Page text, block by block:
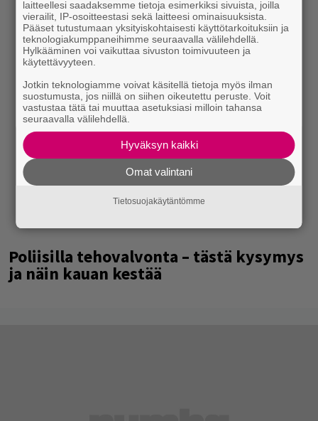
Poliisilla tehovalvonta – tästä kysymys
ja näin kauan kestää
laitteellesi saadaksemme tietoja esimerkiksi sivuista, joilla
vierailit, IP-osoitteestasi sekä laitteesi ominaisuuksista.
Pääset tutustumaan yksityiskohtaisesti käyttötarkoituksiin ja
teknologiakumppaneihimme seuraavalla välilehdellä.
Hylkääminen voi vaikuttaa sivuston toimivuuteen ja
käytettävyyteen.
Jotkin teknologiamme voivat käsitellä tietoja myös ilman
suostumusta, jos niillä on siihen oikeutettu peruste. Voit
vastustaa tätä tai muuttaa asetuksiasi milloin tahansa
seuraavalla välilehdellä.
Hyväksyn kaikki
Omat valintani
Tietosuojakäytäntömme